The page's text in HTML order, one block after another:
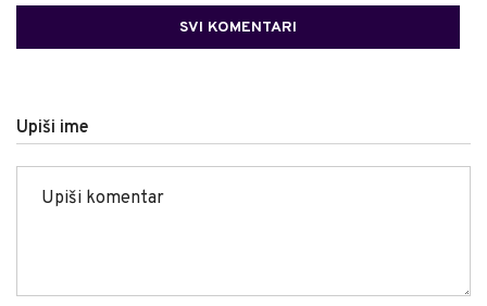
SVI KOMENTARI
Upiši ime